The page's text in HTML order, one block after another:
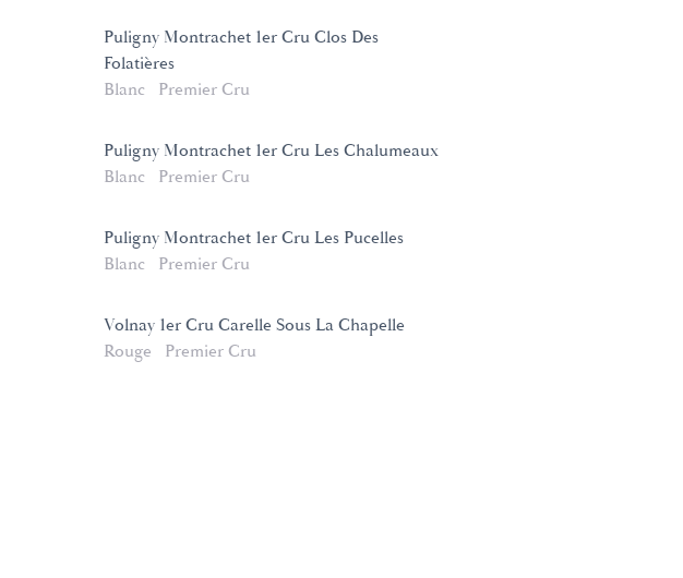
Puligny Montrachet 1er Cru Clos Des
Folatières
Blanc
Premier Cru
Puligny Montrachet 1er Cru Les Chalumeaux
Blanc
Premier Cru
Puligny Montrachet 1er Cru Les Pucelles
Blanc
Premier Cru
Volnay 1er Cru Carelle Sous La Chapelle
Rouge
Premier Cru